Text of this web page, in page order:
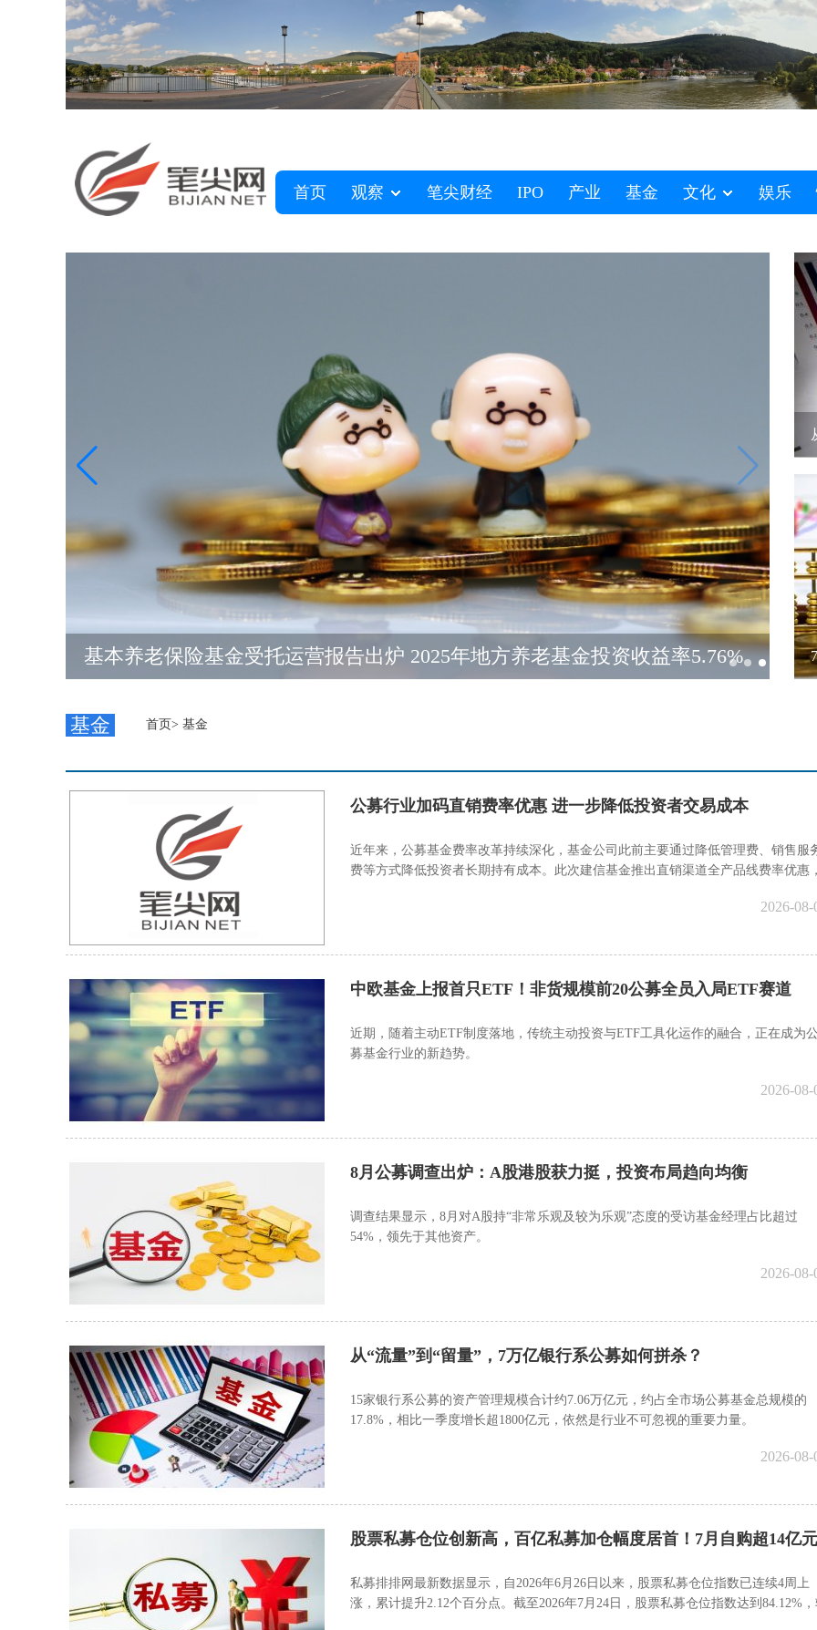
首页 观察 笔尖财经 IPO 产业 基金 文化 娱乐
基本养老保险基金受托运营报告出炉 2025年地方养老基金投资收益率5.76%
基金 首页> 基金
公募行业加码直销费率优惠 进一步降低投资者交易成本
近年来，公募基金费率改革持续深化，基金公司此前主要通过降低管理费、销售服
费等方式降低投资者长期持有成本。此次建信基金推出直销渠道全产品线费率优惠，
2026-08-
中欧基金上报首只ETF！非货规模前20公募全员入局ETF赛道
近期，随着主动ETF制度落地，传统主动投资与ETF工具化运作的融合，正在成为公
募基金行业的新趋势。
2026-08-
8月公募调查出炉：A股港股获力挺，投资布局趋向均衡
调查结果显示，8月对A股持“非常乐观及较为乐观”态度的受访基金经理占比超过
54%，领先于其他资产。
2026-08-
从“流量”到“留量”，7万亿银行系公募如何拼杀？
15家银行系公募的资产管理规模合计约7.06万亿元，约占全市场公募基金总规模的
17.8%，相比一季度增长超1800亿元，依然是行业不可忽视的重要力量。
2026-08-
股票私募仓位创新高，百亿私募加仓幅度居首！7月自购超14亿元
私募排排网最新数据显示，自2026年6月26日以来，股票私募仓位指数已连续4周上
涨，累计提升2.12个百分点。截至2026年7月24日，股票私募仓位指数达到84.12%